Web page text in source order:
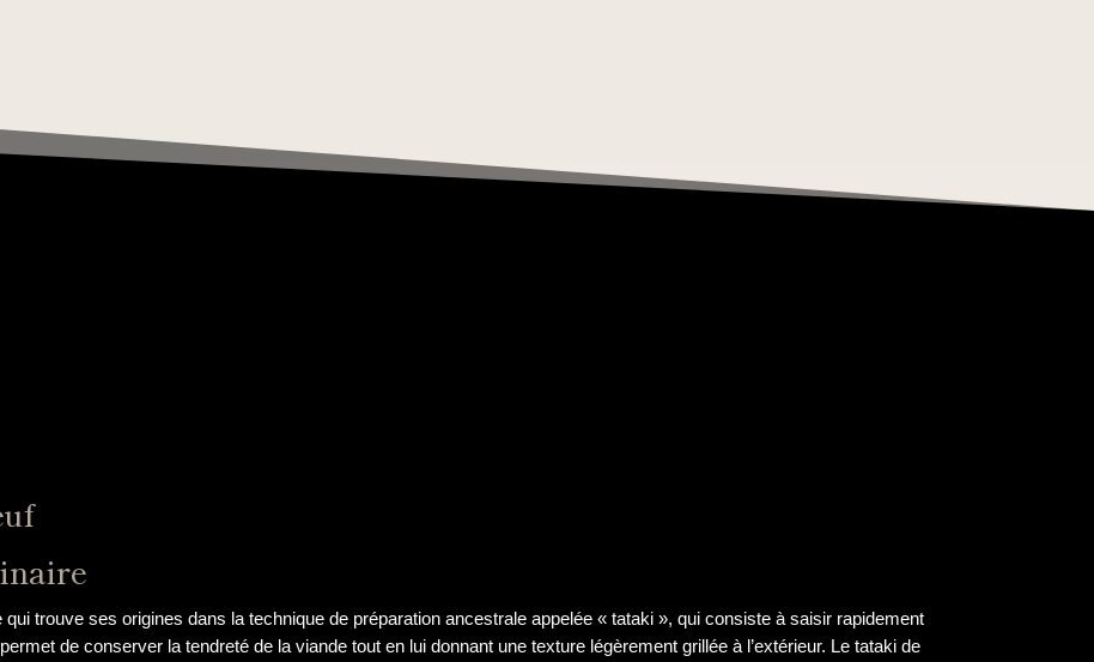
trouve ses origines dans la technique de préparation ancestrale appelée « tataki », qui consiste à saisir rapidement
de conserver la tendreté de la viande tout en lui donnant une texture légèrement grillée à l’extérieur. Le tataki de